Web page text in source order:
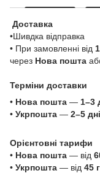
Доставка
•Шивдка відправка
• При замовленні від
через Нова пошта
Терміни доставки
• Нова пошта — 1–3
• Укрпошта — 2–5
Орієнтовні тарифи
• Нова пошта — від
• Укрпошта — від 45